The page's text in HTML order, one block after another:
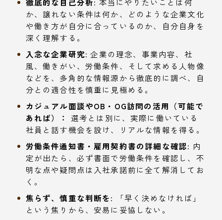
か、譲れない条件は何か、どのような企業文化
や働き方が自分に合っているのか、自分自身を
深く理解する。
入念な企業研究: 企業の理念、事業内容、社
風、働きがい、労働条件、そして求める人物像
などを、多角的な情報源から徹底的に調べ、自
分との適合性を慎重に見極める。
カジュアル面談やOB・OG訪問の活用（可能で
あれば）：
選考とは別に、実際に働いている
社員と話す機会を設け、リアルな情報を得る。
労働条件通知書・雇用契約書の詳細な確認: 内
定が出たら、必ず書面で労働条件を確認し、不
明な点や疑問点は入社承諾前に全て解消してお
く。
焦らず、慎重な判断を:
「早く決めなければ」
という焦りから、安易に妥協しない。